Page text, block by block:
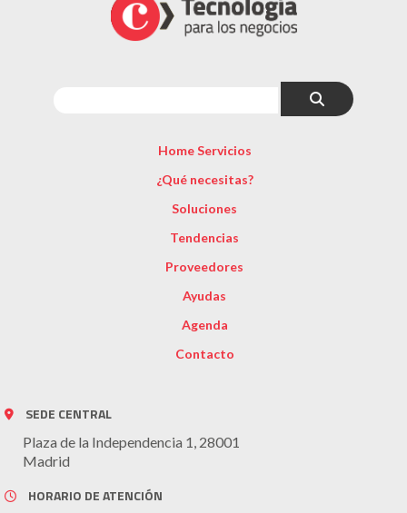
Home Servicios
¿Qué necesitas?
Soluciones
Tendencias
Proveedores
Ayudas
Agenda
Contacto
SEDE CENTRAL
Plaza de la Independencia 1, 28001
Madrid
HORARIO DE ATENCIÓN